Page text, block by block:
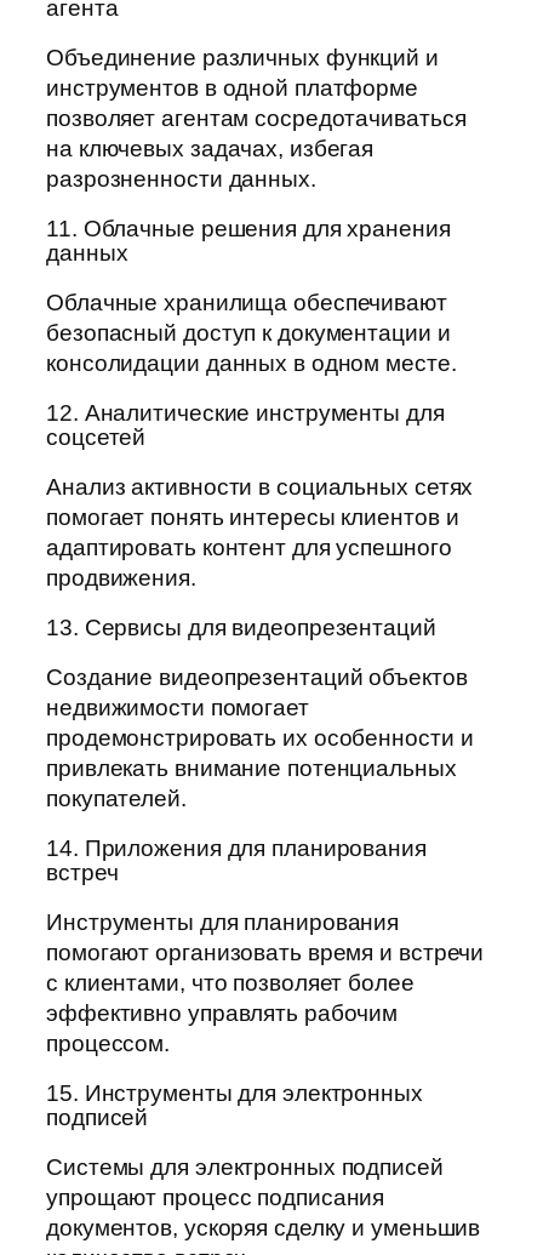
агента
Объединение различных функций и
инструментов в одной платформе
позволяет агентам сосредотачиваться
на ключевых задачах, избегая
разрозненности данных.
11. Облачные решения для хранения
данных
Облачные хранилища обеспечивают
безопасный доступ к документации и
консолидации данных в одном месте.
12. Аналитические инструменты для
соцсетей
Анализ активности в социальных сетях
помогает понять интересы клиентов и
адаптировать контент для успешного
продвижения.
13. Сервисы для видеопрезентаций
Создание видеопрезентаций объектов
недвижимости помогает
продемонстрировать их особенности и
привлекать внимание потенциальных
покупателей.
14. Приложения для планирования
встреч
Инструменты для планирования
помогают организовать время и встречи
с клиентами, что позволяет более
эффективно управлять рабочим
процессом.
15. Инструменты для электронных
подписей
Системы для электронных подписей
упрощают процесс подписания
документов, ускоряя сделку и уменьшив